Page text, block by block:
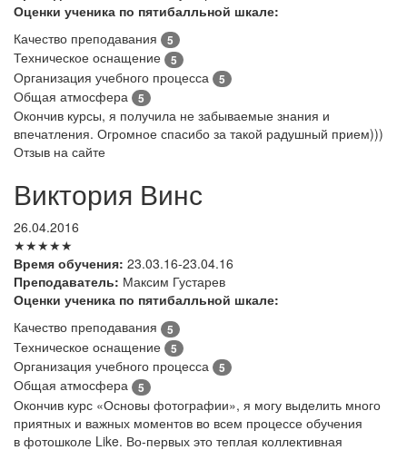
Оценки ученика по пятибалльной шкале:
Качество преподавания
5
Техническое оснащение 5
Организация учебного процесса 5
Общая атмосфера 5
Окончив курсы, я получила не забываемые знания и
впечатления. Огромное спасибо за такой радушный прием)))
Отзыв на сайте
Виктория Винс
26.04.2016
★★★★★
Время обучения: 23.03.16-23.04.16
Преподаватель: Максим Густарев
Оценки ученика по пятибалльной шкале:
Качество преподавания
5
Техническое оснащение 5
Организация учебного процесса 5
Общая атмосфера 5
Окончив курс «Основы фотографии», я могу выделить много
приятных и важных моментов во всем процессе обучения
в фотошколе Like. Во-первых это теплая коллективная